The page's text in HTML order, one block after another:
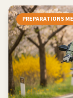
PREPARATIONS